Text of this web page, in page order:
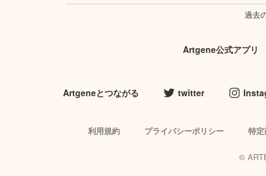
過去
Artgene公式アプリ
Artgeneとつながる twitter
利用規約 プライバシーポリシー 特
©